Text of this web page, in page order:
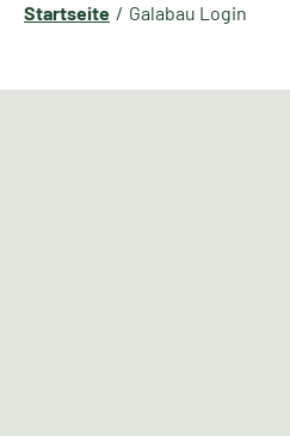
Startseite Galabau Login